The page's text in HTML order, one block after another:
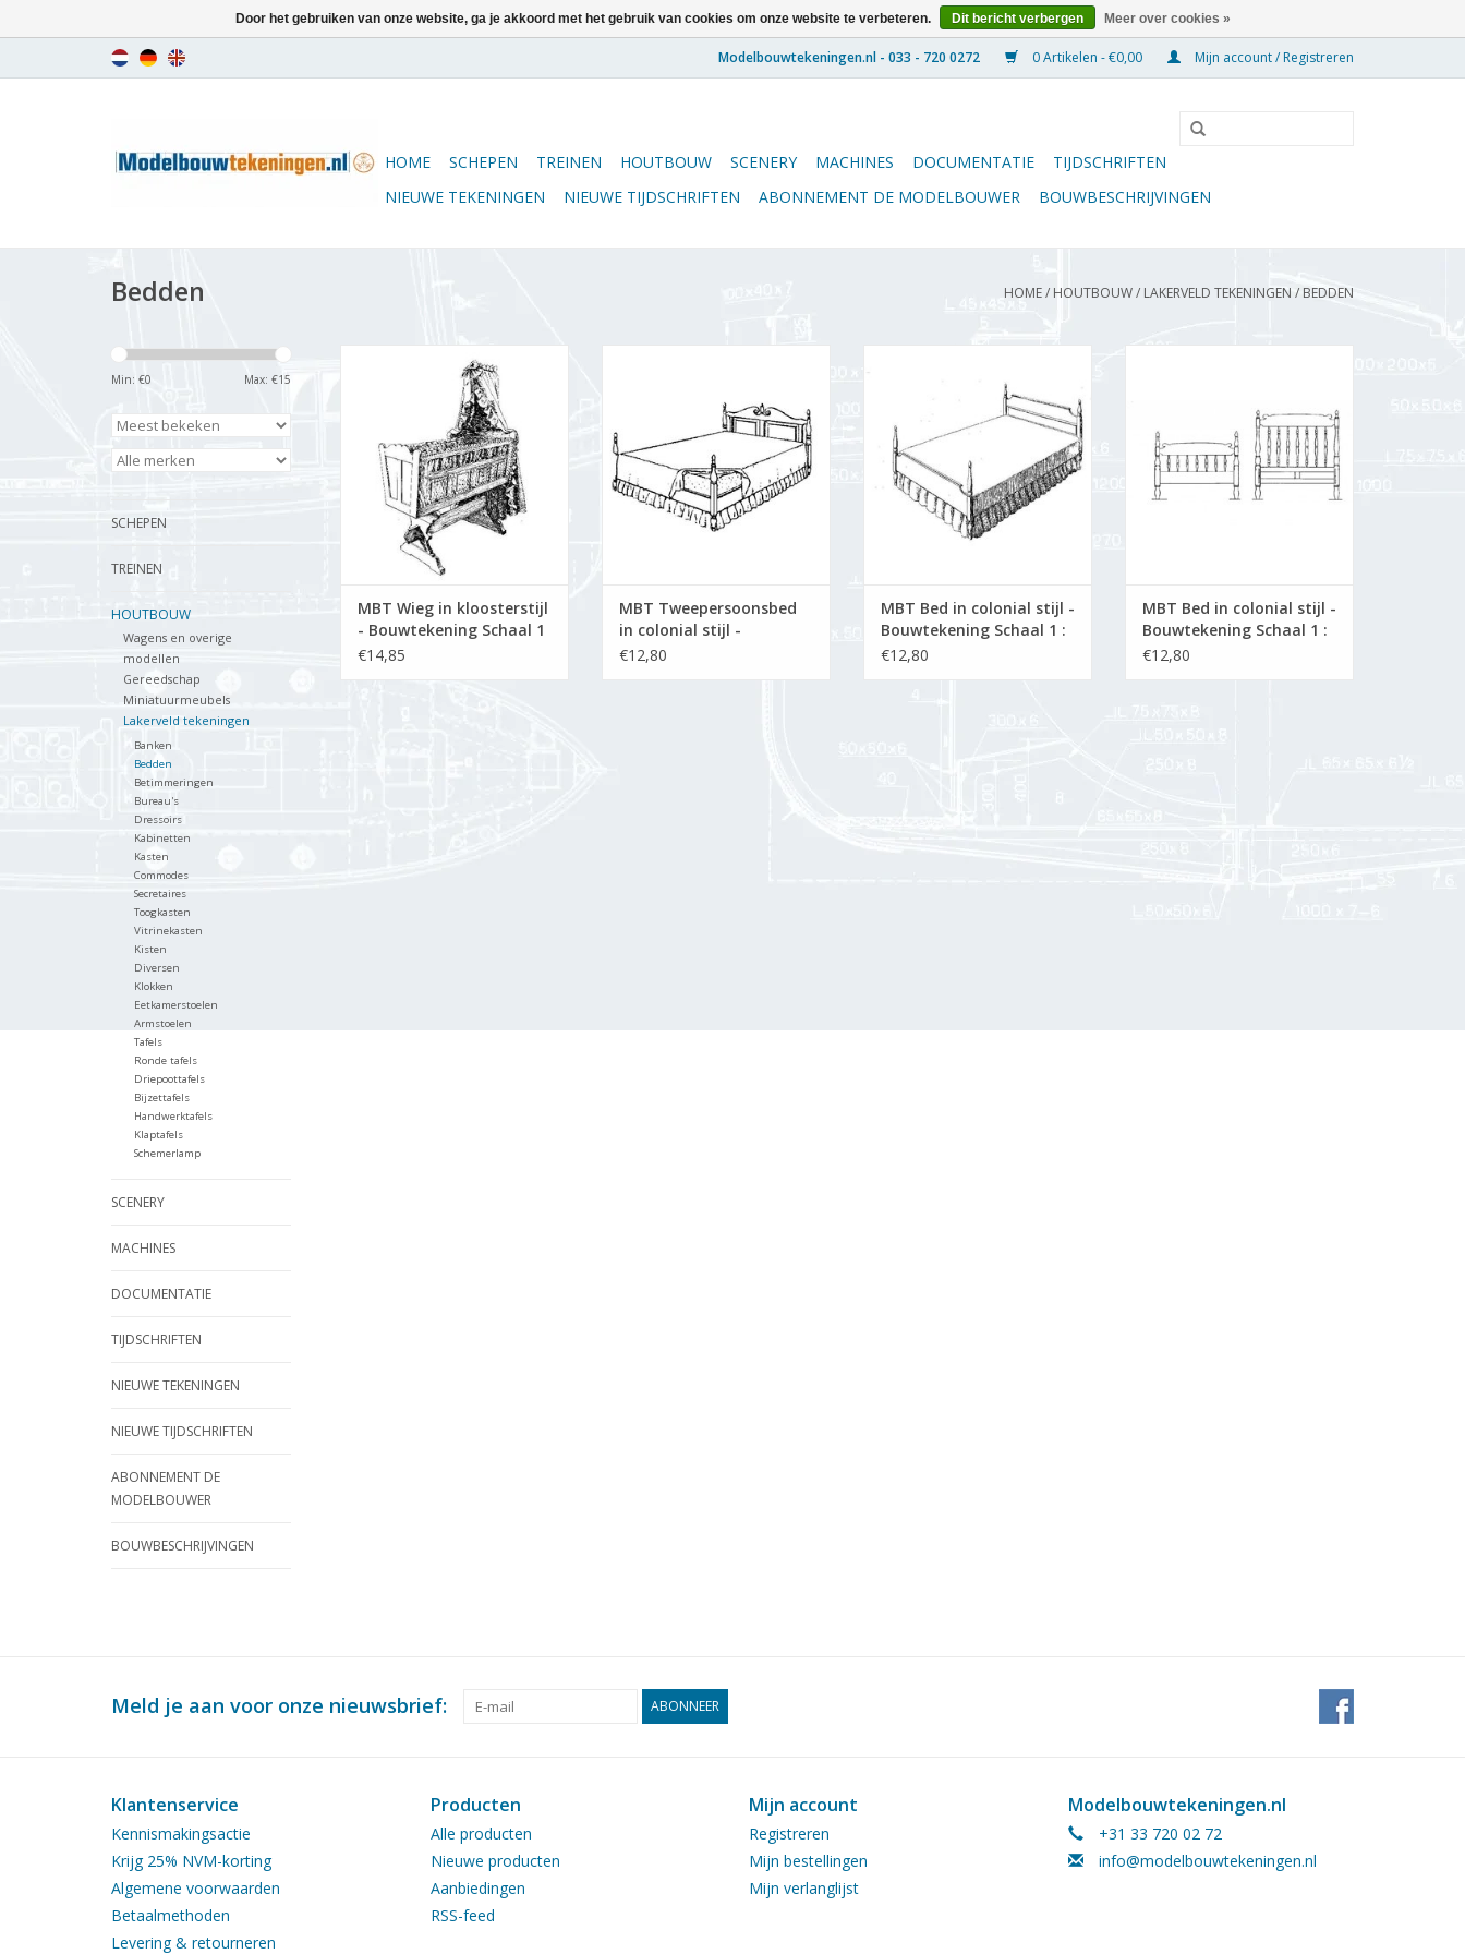
0 Artikelen - €0,00 Mijn account / Registreren
HOME SCHEPEN TREINEN HOUTBOUW SCENERY MACHINES DOCUMENTATIE
TIJDSCHRIFTEN
NIEUWE TEKENINGEN
NIEUWE TIJDSCHRIFTEN ABONNEMENT DE MODELBOUWER BOUWBESCHRIJVINGEN
Bedden HOME/ HOUTBOUW/ LAKERVELD TEKENINGEN / BEDDEN
Min: €0 Max: €15
SCHEPEN
TREINEN
HOUTBOUW
Wagens en overige
modellen
Gereedschap
Miniatuurmeubels
Lakerveld tekeningen
Banken
Bedden
Betimmeringen
Bureau's
Dressoirs
Kabinetten
Kasten
Commodes
Secretaires
Toogkasten
Vitrinekasten
Kisten
Diversen
Klokken
Eetkamerstoelen
Armstoelen
Tafels
Ronde tafels
Driepoottafels
Bijzettafels
Handwerktafels
Klaptafels
Schemerlamp
SCENERY
MACHINES
DOCUMENTATIE
TIJDSCHRIFTEN
NIEUWE TEKENINGEN
NIEUWE TIJDSCHRIFTEN
ABONNEMENT DE
MODELBOUWER
BOUWBESCHRIJVINGEN
Bouwtekening Schaal 1 : N/A
(45.04.004)
TOEVOEGEN AAN WINKELWAGEN
MBT Wieg in kloosterstijl
- Bouwtekening Schaal 1
: N/A (45.04.004)
€14,85
Schaal 1 : N/A (45.04.003)
TOEVOEGEN AAN WINKELWAGEN
MBT Tweepersoonsbed
in colonial stijl -
Bouwtekening Schaal 1 :
€12,80
(45.04.001)
TOEVOEGEN AAN WINKELWAGEN
MBT Bed in colonial stijl -
Bouwtekening Schaal 1 :
N/A (45.04.001)
€12,80
TOEVOEGEN AAN WINKELWAGEN
MBT Bed in colonial stijl -
Bouwtekening Schaal 1 :
N/A (45.04.002)
€12,80
Meld je aan voor onze nieuwsbrief: ABONNEER
Klantenservice
Kennismakingsactie
Krijg 25% NVM-korting
Algemene voorwaarden
Betaalmethoden
Levering & retourneren
Producten
Alle producten
Nieuwe producten
Aanbiedingen
RSS-feed
Mijn account
Registreren
Mijn bestellingen
Mijn verlanglijst
Modelbouwtekeningen.nl
+31 33 720 02 72
info@modelbouwtekeningen.nl
Door het gebruiken van onze website, ga je akkoord met het gebruik van cookies om onze website te verbeteren. Dit bericht verbergen Meer over cookies »